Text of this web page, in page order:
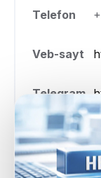
Telefon
Veb-sayt
Telegram
Tariflar va